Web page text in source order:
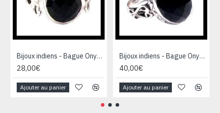
Bijoux indiens - Bague Onyx - Bague indienne en argent
28,00€
Ajouter au panier
Bijoux indiens - Bague Onyx - Bague indienne en argent
40,00€
Ajouter au panier